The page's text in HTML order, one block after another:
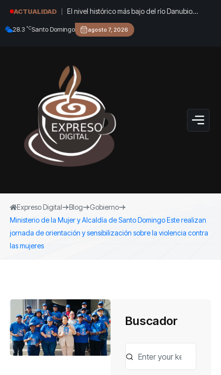
ACTUALIDAD
El nivel histórico más bajo del río Danubio
reveló naufragios de la Segunda Guerra
Mundial y fósiles de mamut
28.3 °CSanto Domingo agosto 7, 2026
Expreso Digital Blog
Gobierno
Ministerio de la Mujer y Alcaldía de Santo Domingo Este realizan
jornada de orientación y sensibilización sobre la violencia contra
las mujeres
Buscador